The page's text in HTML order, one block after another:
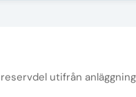
utifrån